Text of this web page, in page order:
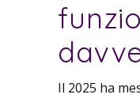
Il 2025 ha